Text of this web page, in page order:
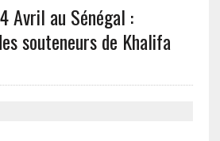
Avril au Sénégal :
souteneurs de Khalifa